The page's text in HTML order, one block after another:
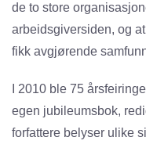
de to store
arbeidsgiversiden, og
fikk avgjørende
I 2010 ble 75
egen jubileumsbok,
forfattere belyser ulike